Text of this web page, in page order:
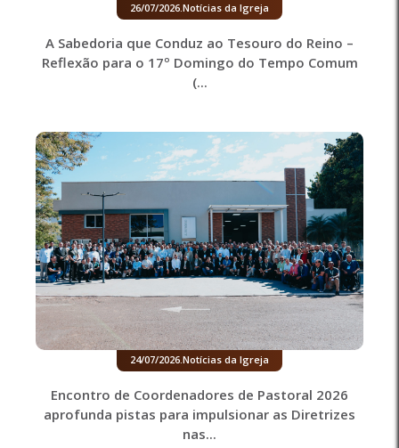
26/07/2026.Notícias da Igreja
A Sabedoria que Conduz ao Tesouro do Reino –
Reflexão para o 17º Domingo do Tempo Comum
(...
24/07/2026.Notícias da Igreja
Encontro de Coordenadores de Pastoral 2026
aprofunda pistas para impulsionar as Diretrizes
nas...